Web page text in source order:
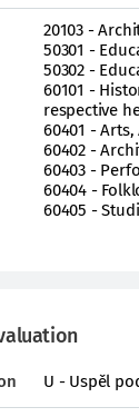
20103 -
50301 -
50302 -
60101 -
respective
60401 -
60402 -
60403 -
60404 -
60405 -
U - Uspěl